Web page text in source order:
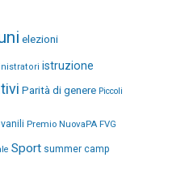
elezioni
istruzione
Parità di genere Piccoli
Premio NuovaPA FVG
Sport summer camp